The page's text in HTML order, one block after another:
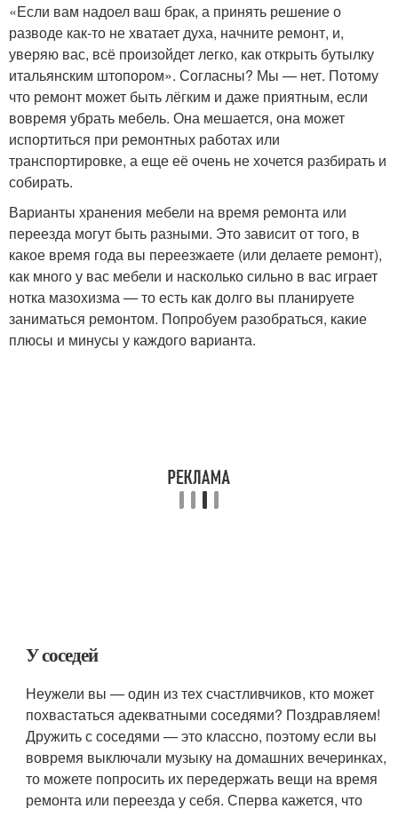
«Если вам надоел ваш брак, а принять решение о
разводе как-то не хватает духа, начните ремонт, и,
уверяю вас, всё произойдет легко, как открыть бутылку
итальянским штопором». Согласны? Мы — нет. Потому
что ремонт может быть лёгким и даже приятным, если
вовремя убрать мебель. Она мешается, она может
испортиться при ремонтных работах или
транспортировке, а еще её очень не хочется разбирать и
собирать.
Варианты хранения мебели на время ремонта или
переезда могут быть разными. Это зависит от того, в
какое время года вы переезжаете (или делаете ремонт),
как много у вас мебели и насколько сильно в вас играет
нотка мазохизма — то есть как долго вы планируете
заниматься ремонтом. Попробуем разобраться, какие
плюсы и минусы у каждого варианта.
У соседей
Неужели вы — один из тех счастливчиков, кто может
похвастаться адекватными соседями? Поздравляем!
Дружить с соседями — это классно, поэтому если вы
вовремя выключали музыку на домашних вечеринках,
то можете попросить их передержать вещи на время
ремонта или переезда у себя. Сперва кажется, что